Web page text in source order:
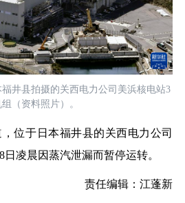
井县拍摄的关西电力公司美浜核电站3
（资料照片）。
于日本福井县的关西电力公司
凌晨因蒸汽泄漏而暂停运转。
责任编辑：江蓬新